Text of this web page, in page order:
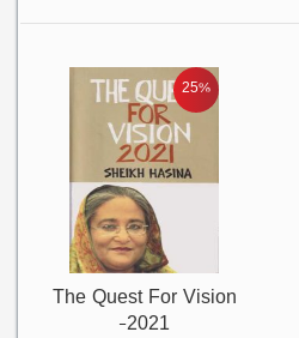
25%
The Quest For Vision
-2021